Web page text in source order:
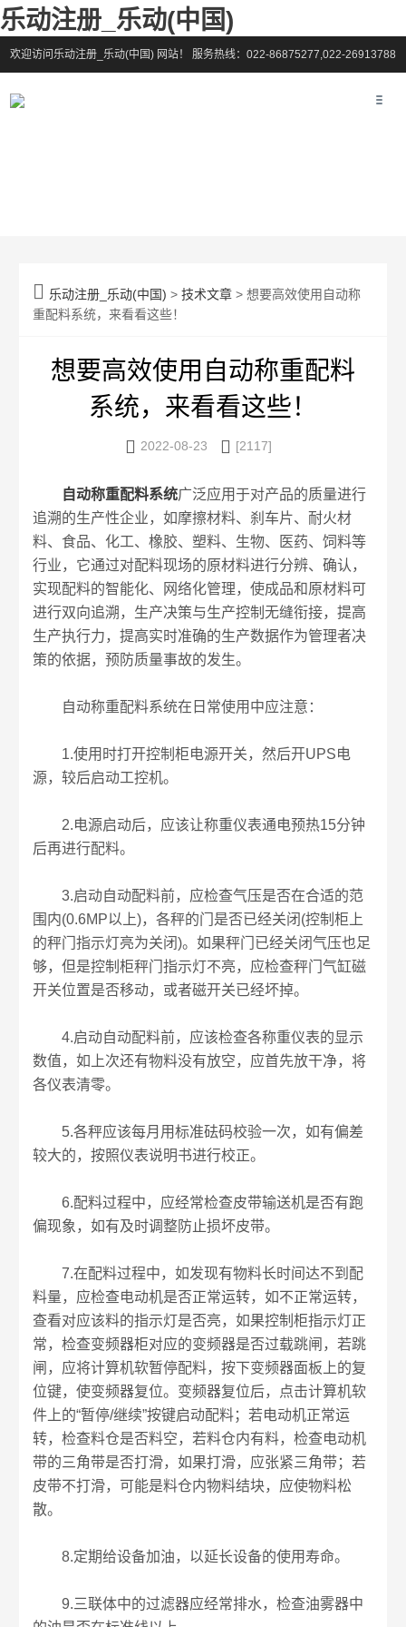
乐动注册_乐动(中国)
欢迎访问乐动注册_乐动(中国) 网站！ 服务热线：022-86875277,022-26913788
 乐动注册_乐动(中国) >技术文章 > 想要高效使用自动称
重配料系统，来看看这些！
想要高效使用自动称重配料
系统，来看看这些！
 2022-08-23  [2117]
自动称重配料系统广泛应用于对产品的质量进行
追溯的生产性企业，如摩擦材料、刹车片、耐火材
料、食品、化工、橡胶、塑料、生物、医药、饲料等
行业，它通过对配料现场的原材料进行分辨、确认，
实现配料的智能化、网络化管理，使成品和原材料可
进行双向追溯，生产决策与生产控制无缝衔接，提高
生产执行力，提高实时准确的生产数据作为管理者决
策的依据，预防质量事故的发生。
自动称重配料系统在日常使用中应注意：
1.使用时打开控制柜电源开关，然后开UPS电
源，较后启动工控机。
2.电源启动后，应该让称重仪表通电预热15分钟
后再进行配料。
3.启动自动配料前，应检查气压是否在合适的范
围内(0.6MP以上)，各秤的门是否已经关闭(控制柜上
的秤门指示灯亮为关闭)。如果秤门已经关闭气压也足
够，但是控制柜秤门指示灯不亮，应检查秤门气缸磁
开关位置是否移动，或者磁开关已经坏掉。
4.启动自动配料前，应该检查各称重仪表的显示
数值，如上次还有物料没有放空，应首先放干净，将
各仪表清零。
5.各秤应该每月用标准砝码校验一次，如有偏差
较大的，按照仪表说明书进行校正。
6.配料过程中，应经常检查皮带输送机是否有跑
偏现象，如有及时调整防止损坏皮带。
7.在配料过程中，如发现有物料长时间达不到配
料量，应检查电动机是否正常运转，如不正常运转，
查看对应该料的指示灯是否亮，如果控制柜指示灯正
常，检查变频器柜对应的变频器是否过载跳闸，若跳
闸，应将计算机软暂停配料，按下变频器面板上的复
位键，使变频器复位。变频器复位后，点击计算机软
件上的“暂停/继续”按键启动配料；若电动机正常运
转，检查料仓是否料空，若料仓内有料，检查电动机
带的三角带是否打滑，如果打滑，应张紧三角带；若
皮带不打滑，可能是料仓内物料结块，应使物料松
散。
8.定期给设备加油，以延长设备的使用寿命。
9.三联体中的过滤器应经常排水，检查油雾器中